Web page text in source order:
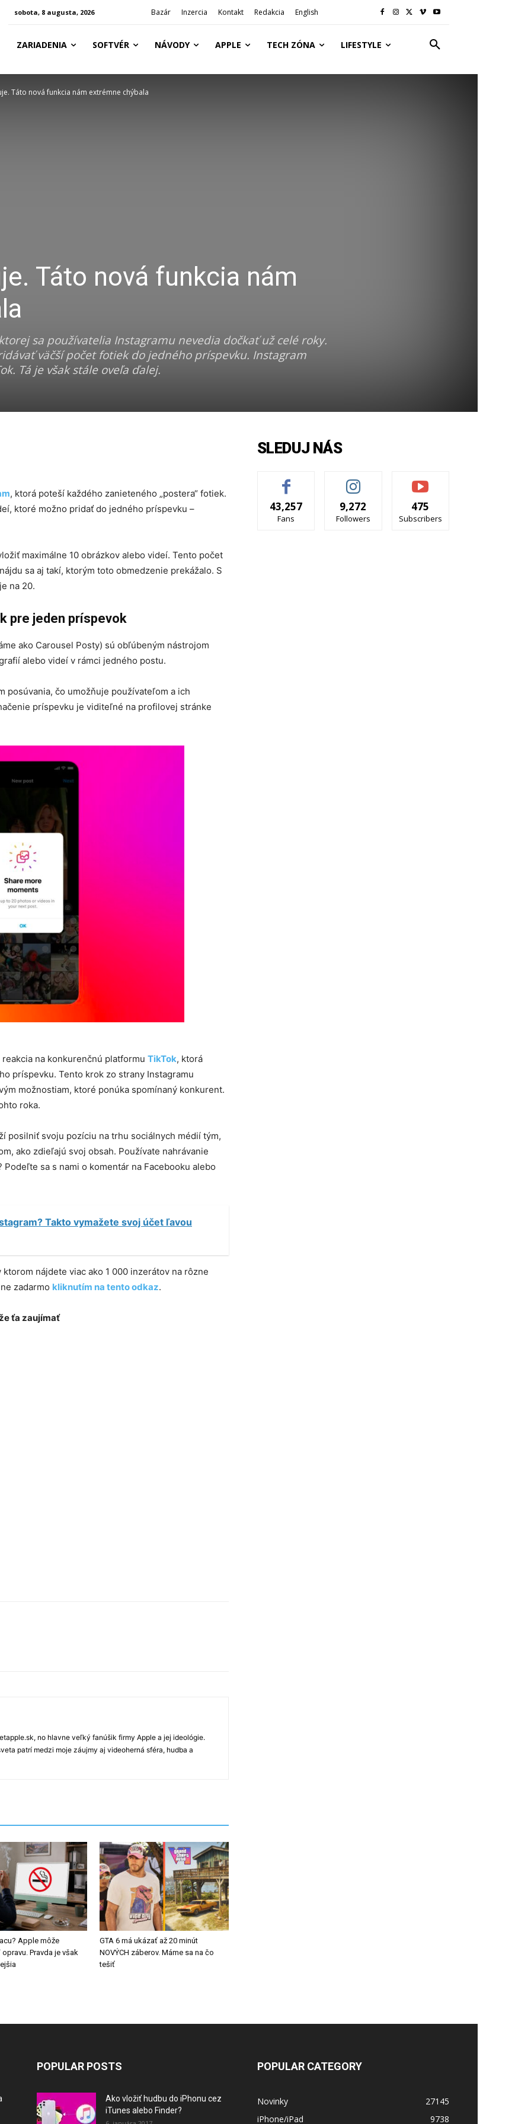
sobota, 8 augusta, 2026 Bazár Inzercia Kontakt Redakcia English
ZARIADENIA SOFTVÉR NÁVODY APPLE TECH ZÓNA LIFESTYLE
Táto nová funkcia nám extrémne chýbala
Táto nová funkcia nám
sa používatelia Instagramu nevedia dočkať už celé roky.
väčší počet fotiek do jedného príspevku. Instagram
Tá je však stále oveľa ďalej.
, ktorá poteší každého zanieteného „postera“ fotiek.
ktoré možno pridať do jedného príspevku –
maximálne 10 obrázkov alebo videí. Tento počet
sa aj takí, ktorým toto obmedzenie prekážalo. S
na 20.
pre jeden príspevok
ako Carousel Posty) sú obľúbeným nástrojom
alebo videí v rámci jedného postu.
posúvania, čo umožňuje používateľom a ich
príspevku je viditeľné na profilovej stránke
na konkurenčnú platformu TikTok, ktorá
príspevku. Tento krok zo strany Instagramu
možnostiam, ktoré ponúka spomínaný konkurent.
roka.
posilniť svoju pozíciu na trhu sociálnych médií tým,
ako zdieľajú svoj obsah. Používate nahrávanie
sa s nami o komentár na Facebooku alebo
Takto vymažete svoj účet ľavou
ktorom nájdete viac ako 1 000 inzerátov na rôzne
zadarmo kliknutím na tento odkaz.
ťa zaujímať
no hlavne veľký fanúšik firmy Apple a jej ideológie.
patrí medzi moje záujmy aj videoherná sféra, hudba a
Apple môže
opravu. Pravda je však
GTA 6 má ukázať až 20 minút
NOVÝCH záberov. Máme sa na čo
tešiť
SLEDUJ NÁS
43,257
Fans
9,272
Followers
475
Subscribers
POPULAR POSTS
Ako vložiť hudbu do iPhonu cez
iTunes alebo Finder?
POPULAR CATEGORY
Novinky
27145
iPhone/iPad
9738